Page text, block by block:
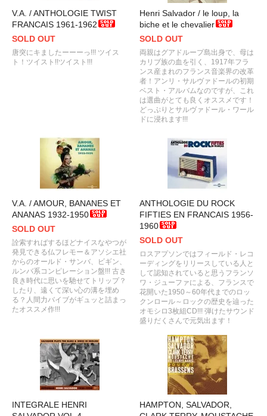
V.A. / ANTHOLOGIE TWIST
FRANCAIS 1961-1962
SOLD OUT
唐突にキましたーーーっ!!! ツイス
ト！ツイスト!!ツイスト!!!
Henri Salvador / le loup, la
biche et le chevalier
SOLD OUT
両親はグアドループ島出身で、母は
カリブ族の血を引く、1917年フラ
ンス産まれのフランス音楽界の改革
者！アンリ・サルヴァドールの初期
ベスト・アルバムなのですが、これ
は選曲がとても良くオススメです！
どっぷりとサルヴァドール・ワール
ドに浸れます!!!
V.A. / AMOUR, BANANES ET
ANANAS 1932-1950
SOLD OUT
詮索すればするほどナイスなやつが
発見できる仏フレモー＆アソシエ社
からのオールド・サンバ、ビギン、
ルンバ系コンピレーション盤!!! 古き
良き時代に思いを馳せてトリップ？
したり、遠くて深い心の溝を埋め
る？人間力バイブがギュッと詰まっ
たオススメ作!!!
ANTHOLOGIE DU ROCK
FIFTIES EN FRANCAIS 1956-
1960
SOLD OUT
ロスアプソンではフィールド・レコ
ーディングをリリースしている人と
して認知されていると思うフランソ
ワ・ジューファによる、フランスで
花開いた1950～60年代までのロッ
クンロール～ロックの歴史を辿った
オモシロ3枚組CD!!! 弾けたサウンド
盛りだくさんで元気出ます！
INTEGRALE HENRI
HAMPTON, SALVADOR,